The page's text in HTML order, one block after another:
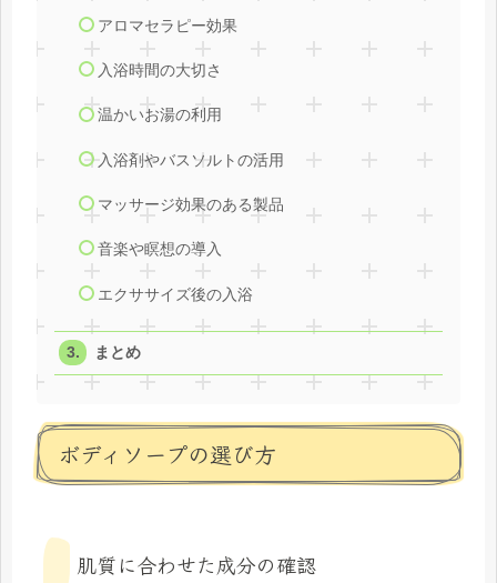
アロマセラピー効果
入浴時間の大切さ
温かいお湯の利用
入浴剤やバスソルトの活用
マッサージ効果のある製品
音楽や瞑想の導入
エクササイズ後の入浴
まとめ
ボディソープの選び方
肌質に合わせた成分の確認